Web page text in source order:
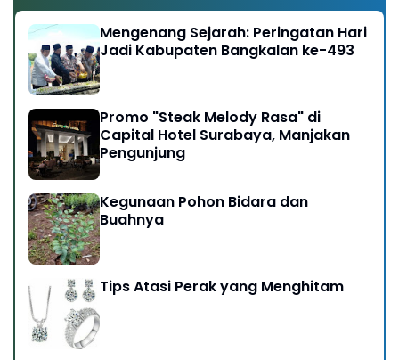
Mengenang Sejarah: Peringatan Hari
Jadi Kabupaten Bangkalan ke-493
Promo "Steak Melody Rasa" di
Capital Hotel Surabaya, Manjakan
Pengunjung
Kegunaan Pohon Bidara dan
Buahnya
Tips Atasi Perak yang Menghitam